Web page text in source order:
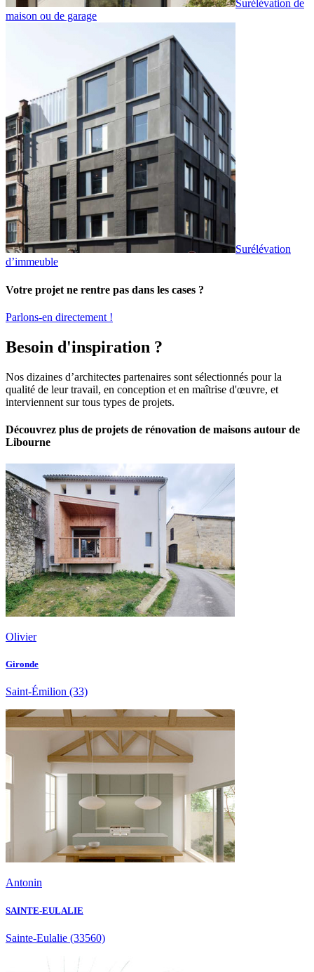
Surélévation de
maison ou de garage
Surélévation
d’immeuble
Votre projet ne rentre pas dans les cases ?
Parlons-en directement !
Besoin d'inspiration ?
Nos dizaines d’architectes partenaires sont sélectionnés pour la
qualité de leur travail, en conception et en maîtrise d'œuvre, et
interviennent sur tous types de projets.
Découvrez plus de projets de rénovation de maisons autour de
Libourne
Olivier
Gironde
Saint-Émilion (33)
Antonin
SAINTE-EULALIE
Sainte-Eulalie (33560)